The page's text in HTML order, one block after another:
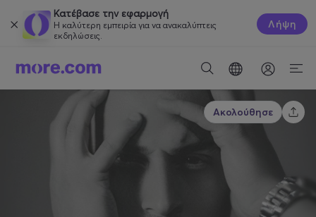
Κατέβασε την εφαρμογή
Η καλύτερη εμπειρία για να ανακαλύπτεις
εκδηλώσεις.
Λήψη
Ακολούθησε